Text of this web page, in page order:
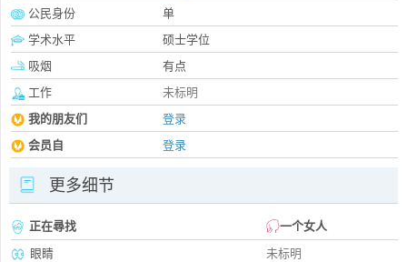
公民身份
单
学术水平
硕士学位
吸烟
有点
工作
未标明
我的朋友们
登录
会员自
登录
更多细节
正在尋找
一个女人
眼睛
未标明